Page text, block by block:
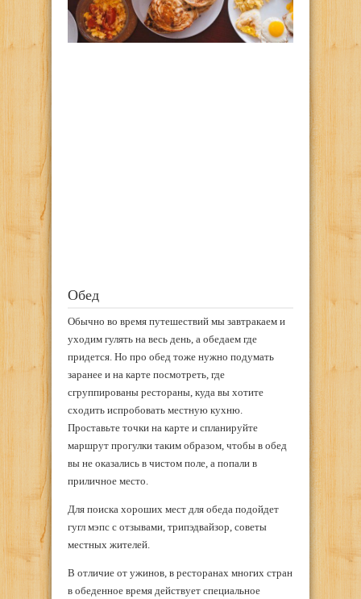
Обед
Обычно во время путешествий мы завтракаем и
уходим гулять на весь день, а обедаем где
придется. Но про обед тоже нужно подумать
заранее и на карте посмотреть, где
сгруппированы рестораны, куда вы хотите
сходить испробовать местную кухню.
Проставьте точки на карте и спланируйте
маршрут прогулки таким образом, чтобы в обед
вы не оказались в чистом поле, а попали в
приличное место.
Для поиска хороших мест для обеда подойдет
гугл мэпс с отзывами, трипэдвайзор, советы
местных жителей.
В отличие от ужинов, в ресторанах многих стран
в обеденное время действует специальное